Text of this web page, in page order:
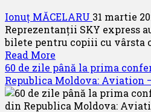
spre
SUA
Ionuț MĂCELARU 31 martie
Reprezentanții SKY express
bilete pentru copiii cu vârsta
Read More
more
about
SKY
express:
60 de zile până la prima
Republica Moldova: Aviation